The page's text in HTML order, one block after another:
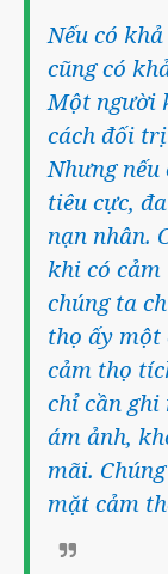
Nếu có
cũng có
Một người
cách đối
Nhưng
tiêu cực,
nạn nhân.
khi có
chúng ta
thọ ấy một
cảm thọ
chỉ cần ghi
ám ảnh,
mãi.
mặt cảm